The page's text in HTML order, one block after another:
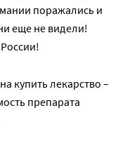
поражались и
еще не видели!
купить лекарство –
препарата